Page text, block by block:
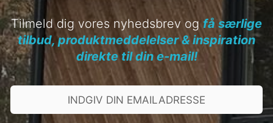
Tilmeld dig vores nyhedsbrev ogfå særlige
tilbud, produktmeddelelser & inspiration
direkte til din e-mail!